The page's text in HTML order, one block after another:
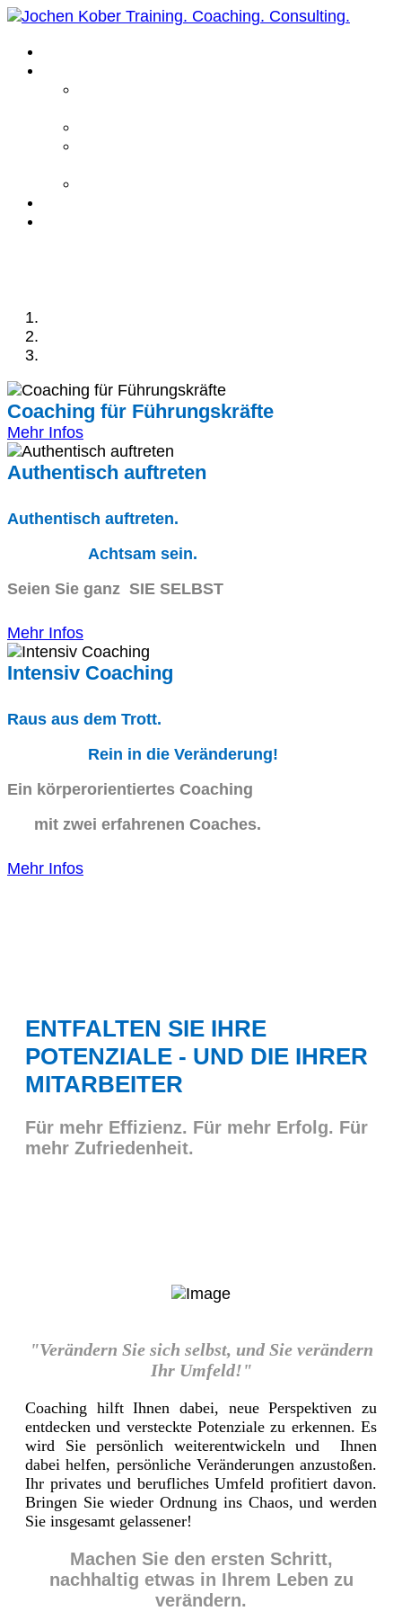
Coaching für Führungskräfte
Mehr Infos
Authentisch auftreten
Authentisch auftreten.
Achtsam sein.
Seien Sie ganz SIE SELBST
Mehr Infos
Intensiv Coaching
Raus aus dem Trott.
Rein in die Veränderung!
Ein körperorientiertes Coaching
mit zwei erfahrenen Coaches.
Mehr Infos
ENTFALTEN SIE IHRE
POTENZIALE - UND DIE IHRER
MITARBEITER
Für mehr Effizienz. Für mehr Erfolg. Für
mehr Zufriedenheit.
"Verändern Sie sich selbst, und Sie verändern
Ihr Umfeld!"
Coaching hilft Ihnen dabei, neue Perspektiven zu
entdecken und versteckte Potenziale zu erkennen. Es
wird Sie persönlich weiterentwickeln und Ihnen
dabei helfen, persönliche Veränderungen anzustoßen.
Ihr privates und berufliches Umfeld profitiert davon.
Bringen Sie wieder Ordnung ins Chaos, und werden
Sie insgesamt gelassener!
Machen Sie den ersten Schritt,
nachhaltig etwas in Ihrem Leben zu
verändern.